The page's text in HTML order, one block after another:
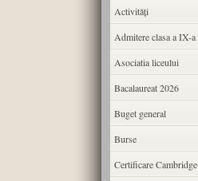
Activități
Admitere clasa a IX-a
Asociatia liceului
Bacalaureat 2026
Buget general
Burse
Certificare Cambridge